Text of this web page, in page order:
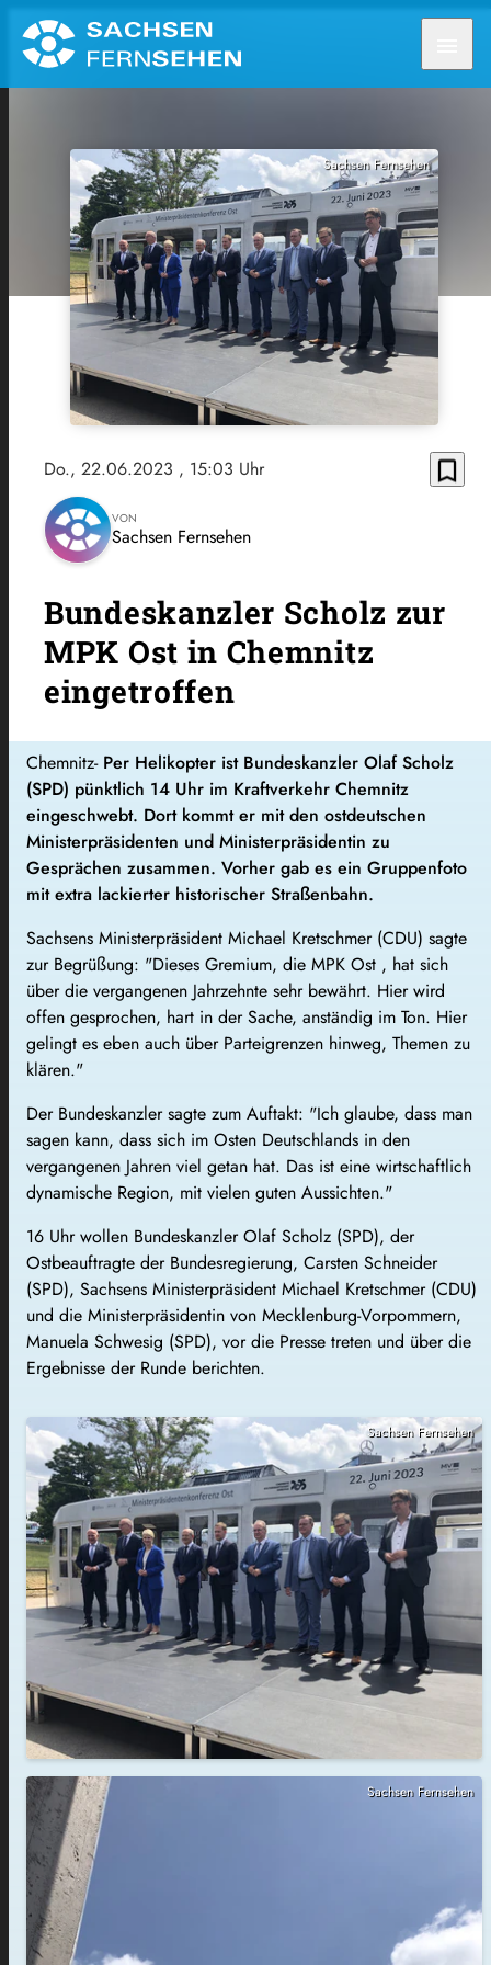
Sachsen Fernsehen
Do., 22.06.2023 , 15:03 Uhr bookmark_border
VON
Sachsen Fernsehen
Bundeskanzler Scholz zur
MPK Ost in Chemnitz
eingetroffen
Chemnitz- Per Helikopter ist Bundeskanzler Olaf Scholz
(SPD) pünktlich 14 Uhr im Kraftverkehr Chemnitz
eingeschwebt. Dort kommt er mit den ostdeutschen
Ministerpräsidenten und Ministerpräsidentin zu
Gesprächen zusammen. Vorher gab es ein Gruppenfoto
mit extra lackierter historischer Straßenbahn.
Sachsens Ministerpräsident Michael Kretschmer (CDU) sagte
zur Begrüßung: "Dieses Gremium, die MPK Ost , hat sich
über die vergangenen Jahrzehnte sehr bewährt. Hier wird
offen gesprochen, hart in der Sache, anständig im Ton. Hier
gelingt es eben auch über Parteigrenzen hinweg, Themen zu
klären."
Der Bundeskanzler sagte zum Auftakt: "Ich glaube, dass man
sagen kann, dass sich im Osten Deutschlands in den
vergangenen Jahren viel getan hat. Das ist eine wirtschaftlich
dynamische Region, mit vielen guten Aussichten."
16 Uhr wollen Bundeskanzler Olaf Scholz (SPD), der
Ostbeauftragte der Bundesregierung, Carsten Schneider
(SPD), Sachsens Ministerpräsident Michael Kretschmer (CDU)
und die Ministerpräsidentin von Mecklenburg-Vorpommern,
Manuela Schwesig (SPD), vor die Presse treten und über die
Ergebnisse der Runde berichten.
Sachsen Fernsehen
Sachsen Fernsehen